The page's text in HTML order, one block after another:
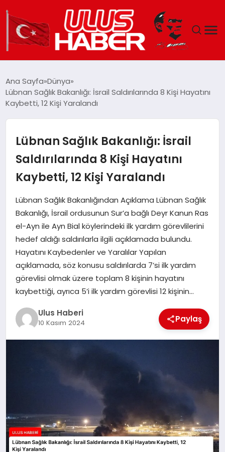
DÜNYA
TEKNOLOJI
EĞITIM
MAGAZIN
SPOR
YAŞAM
Ana Sayfa Dünya
Lübnan Sağlık Bakanlığı: İsrail Saldırılarında 8 Kişi Hayatını
Kaybetti, 12 Kişi Yaralandı
Lübnan Sağlık Bakanlığı: İsrail
Saldırılarında 8 Kişi Hayatını
Kaybetti, 12 Kişi Yaralandı
Lübnan Sağlık Bakanlığından Açıklama Lübnan Sağlık
Bakanlığı, İsrail ordusunun Sur’a bağlı Deyr Kanun Ras
el-Ayn ile Ayn Bial köylerindeki ilk yardım görevlilerini
hedef aldığı saldırılarla ilgili açıklamada bulundu.
Hayatını Kaybedenler ve Yaralılar Yapılan
açıklamada, söz konusu saldırılarda 7’si ilk yardım
görevlisi olmak üzere toplam 8 kişinin hayatını
kaybettiği, ayrıca 5’i ilk yardım görevlisi 12 kişinin…
Ulus Haberi
10 Kasım 2024 Paylaş